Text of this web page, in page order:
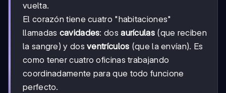
vuelta.
El corazón tiene cuatro "habitaciones"
llamadas cavidades: dosaurículas(que reciben
la sangre) y dosventrículos (que la envían). Es
como tener cuatro oficinas trabajando
coordinadamente para que todo funcione
perfecto.